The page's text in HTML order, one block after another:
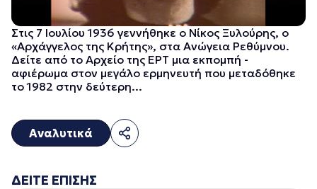
Στις 7 Ιουλίου 1936 γεννήθηκε ο Νίκος Ξυλούρης, ο
«Αρχάγγελος της Κρήτης», στα Ανώγεια Ρεθύμνου.
Δείτε από το Αρχείο της ΕΡΤ μια εκπομπή -
αφιέρωμα στον μεγάλο ερμηνευτή που μεταδόθηκε
το 1982 στην δεύτερη...
Αναλυτικά
ΔΕΙΤΕ ΕΠΙΣΗΣ